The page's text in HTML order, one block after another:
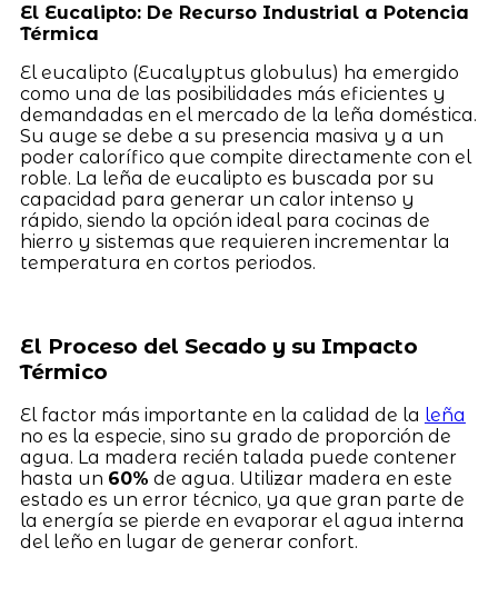
El Eucalipto: De Recurso Industrial a Potencia
Térmica
El eucalipto (Eucalyptus globulus) ha emergido
como una de las posibilidades más eficientes y
demandadas en el mercado de la leña doméstica.
Su auge se debe a su presencia masiva y a un
poder calorífico que compite directamente con el
roble. La leña de eucalipto es buscada por su
capacidad para generar un calor intenso y
rápido, siendo la opción ideal para cocinas de
hierro y sistemas que requieren incrementar la
temperatura en cortos periodos.
El Proceso del Secado y su Impacto
Térmico
El factor más importante en la calidad de la leña
no es la especie, sino su grado de proporción de
agua. La madera recién talada puede contener
hasta un 60% de agua. Utilizar madera en este
estado es un error técnico, ya que gran parte de
la energía se pierde en evaporar el agua interna
del leño en lugar de generar confort.